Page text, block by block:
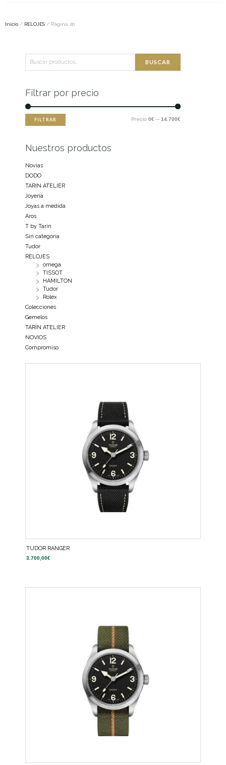
Inicio / RELOJES / Página 20
por:
BUSCAR
Filtrar por precio
FILTRAR Precio: 0€ — 14.700€
Nuestros productos
Novias
DODO
TARIN ATELIER
Joyeria
Joyas a medida
Aros
T by Tarín
Sin categoría
Tudor
RELOJES
omega
TISSOT
HAMILTON
Tudor
Rolex
Colecciones
Gemelos
TARÍN ATELIER
NOVIOS
Compromiso
TUDOR RANGER
3.700,00€